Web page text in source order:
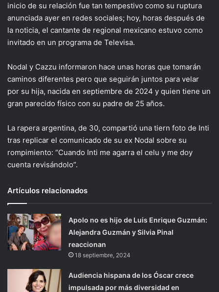
inicio de su relación fue tan tempestivo como su ruptura
anunciada ayer en redes sociales; hoy, horas después de
la noticia, el cantante de regional mexicano estuvo como
invitado en un programa de Televisa.
Nodal y Cazzu informaron hace unas horas que tomarán
caminos diferentes pero que seguirán juntos para velar
por su hija, nacida en septiembre de 2024 y quien tiene un
gran parecido físico con su padre de 25 años.
La rapera argentina, de 30, compartió una tiern foto de Inti
tras replicar el comunicado de su ex Nodal sobre su
rompimiento: “Cuando Inti me agarra el celu y me doy
cuenta revisándolo”.
Artículos relacionados
Apolo no es hijo de Luis Enrique Guzmán:
Alejandra Guzmán y Silvia Pinal
reaccionan
18 septiembre, 2024
Audiencia hispana de los Óscar crece
impulsada por más diversidad en